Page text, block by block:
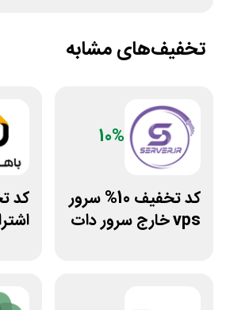
تخفیف‌های مشابه
10%
کد تخفیف 10% سرور
vps خارج سرور دات